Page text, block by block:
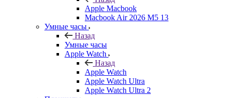
Apple Macbook
Macbook Air 2026 M5 13
Умные часы
Назад
Умные часы
Apple Watch
Назад
Apple Watch
Apple Watch Ultra
Apple Watch Ultra 2